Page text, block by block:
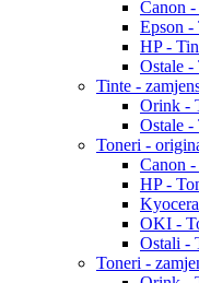
Canon
Epson -
HP -
Ostale -
Tinte -
Orink -
Ostale -
Toneri -
Canon
HP -
OKI -
Ostali -
Toneri -